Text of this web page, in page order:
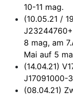
10-11 mag.
(10.05.21 /
8 mag, am
Mai auf 5
(14.04.21)
J17091000-
(08.04.21)